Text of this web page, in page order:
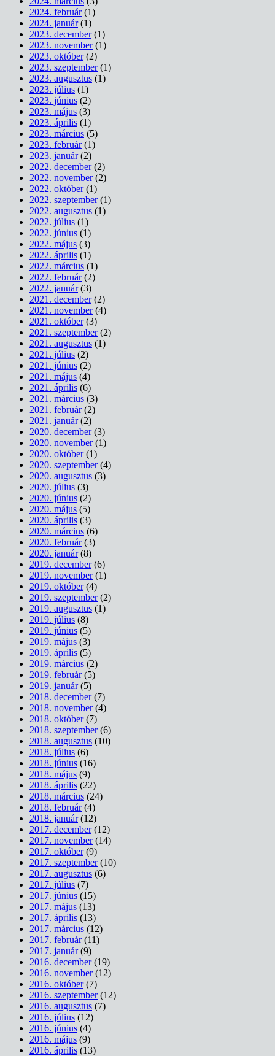
2024. február(1)
2024. január(1)
2023. december(1)
2023. november(1)
2023. október(2)
2023. szeptember(1)
2023. augusztus (1)
2023. július (1)
2023. június (2)
2023. május (3)
2023. április (1)
2023. március (5)
2023. február(1)
2023. január(2)
2022. december(2)
2022. november(2)
2022. október(1)
2022. szeptember(1)
2022. augusztus (1)
2022. július (1)
2022. június (1)
2022. május (3)
2022. április (1)
2022. március (1)
2022. február(2)
2022. január(3)
2021. december(2)
2021. november(4)
2021. október(3)
2021. szeptember(2)
2021. augusztus (1)
2021. július (2)
2021. június (2)
2021. május (4)
2021. április (6)
2021. március (3)
2021. február(2)
2021. január(2)
2020. december(3)
2020. november(1)
2020. október(1)
2020. szeptember(4)
2020. augusztus (3)
2020. július (3)
2020. június (2)
2020. május (5)
2020. április (3)
2020. március (6)
2020. február(3)
2020. január(8)
2019. december(6)
2019. november(1)
2019. október(4)
2019. szeptember(2)
2019. augusztus (1)
2019. július (8)
2019. június (5)
2019. május (3)
2019. április (5)
2019. március (2)
2019. február(5)
2019. január(5)
2018. december(7)
2018. november(4)
2018. október(7)
2018. szeptember(6)
2018. augusztus (10)
2018. július (6)
2018. június (16)
2018. május (9)
2018. április (22)
2018. március (24)
2018. február(4)
2018. január(12)
2017. december(12)
2017. november(14)
2017. október(9)
2017. szeptember(10)
2017. augusztus (6)
2017. július (7)
2017. június (15)
2017. május (13)
2017. április (13)
2017. március (12)
2017. február(11)
2017. január(9)
2016. december(19)
2016. november(12)
2016. október(7)
2016. szeptember(12)
2016. augusztus (7)
2016. július (12)
2016. június (4)
2016. május (9)
2016. április (13)